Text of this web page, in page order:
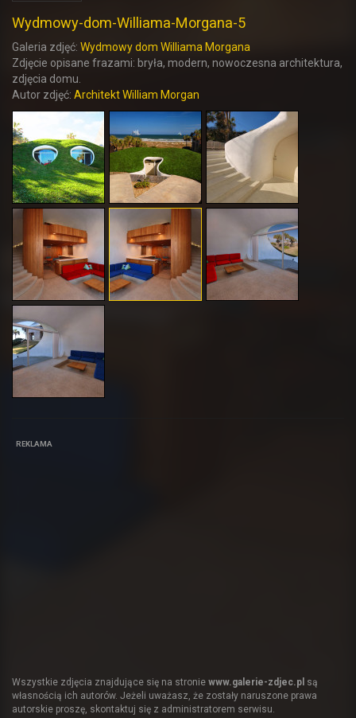
Wydmowy-dom-Williama-Morgana-5
Galeria zdjęć: Wydmowy dom Williama Morgana
Zdjęcie opisane frazami: bryła, modern, nowoczesna architektura,
zdjęcia domu.
Autor zdjęć: Architekt William Morgan
REKLAMA
Wszystkie zdjęcia znajdujące się na stronie www.galerie-zdjec.pl są
własnością ich autorów. Jeżeli uważasz, że zostały naruszone prawa
autorskie proszę, skontaktuj się z administratorem serwisu.